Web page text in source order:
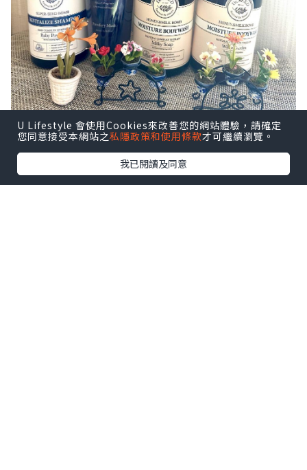
U Lifestyle 會使用Cookies來改善您的網站體驗，請確定
您同意接受本網站之私隱政策和使用條款才可繼續瀏覽。
我已閱讀及同意